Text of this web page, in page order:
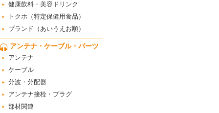
健康飲料・美容ドリンク
トクホ（特定保健用食品）
ブランド（あいうえお順）
アンテナ・ケーブル・パーツ
アンテナ
ケーブル
分波・分配器
アンテナ接栓・プラグ
部材関連